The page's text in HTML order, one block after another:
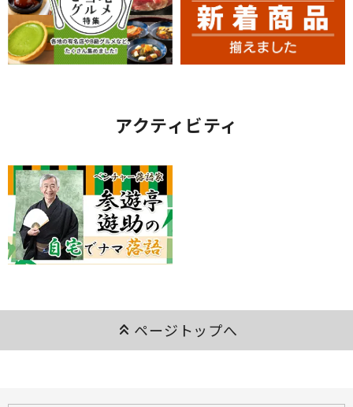
アクティビティ
keyboard_double_arrow_up ページトップへ